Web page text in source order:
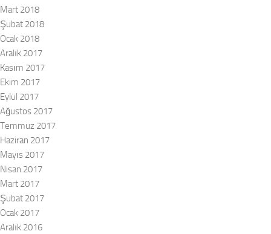
Mart 2018
Şubat 2018
Ocak 2018
Aralık 2017
Kasım 2017
Ekim 2017
Eylül 2017
Ağustos 2017
Temmuz 2017
Haziran 2017
Mayıs 2017
Nisan 2017
Mart 2017
Şubat 2017
Ocak 2017
Aralık 2016